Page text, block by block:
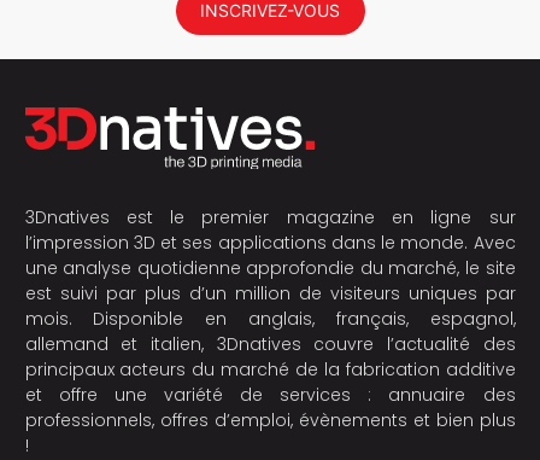
INSCRIVEZ-VOUS
3Dnatives est le premier magazine en ligne sur
l’impression 3D et ses applications dans le monde. Avec
une analyse quotidienne approfondie du marché, le site
est suivi par plus d’un million de visiteurs uniques par
mois. Disponible en anglais, français, espagnol,
allemand et italien, 3Dnatives couvre l’actualité des
principaux acteurs du marché de la fabrication additive
et offre une variété de services : annuaire des
professionnels, offres d’emploi, évènements et bien plus
!